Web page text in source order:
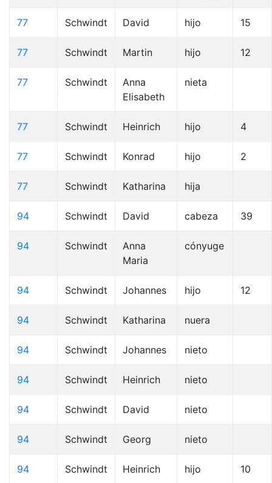
77 Schwindt David hijo 15
77 Schwindt Martin hijo 12
77 Schwindt
Anna
Elisabeth
nieta
77 Schwindt Heinrich hijo 4
77 Schwindt Konrad hijo 2
77 Schwindt Katharina hija
94 Schwindt David cabeza 39
94 Schwindt
Anna
Maria
cónyuge
94 Schwindt Johannes hijo 12
94 Schwindt Katharina nuera
94 Schwindt Johannes nieto
94 Schwindt Heinrich nieto
94 Schwindt David nieto
94 Schwindt Georg nieto
94 Schwindt Heinrich hijo 10